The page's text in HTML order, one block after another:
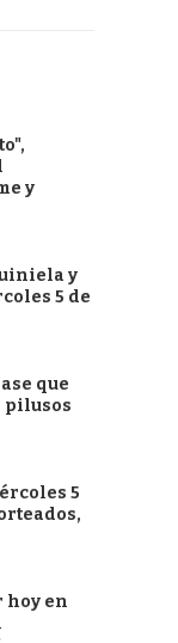
y
y
5 de
que
pilusos
5
hoy en